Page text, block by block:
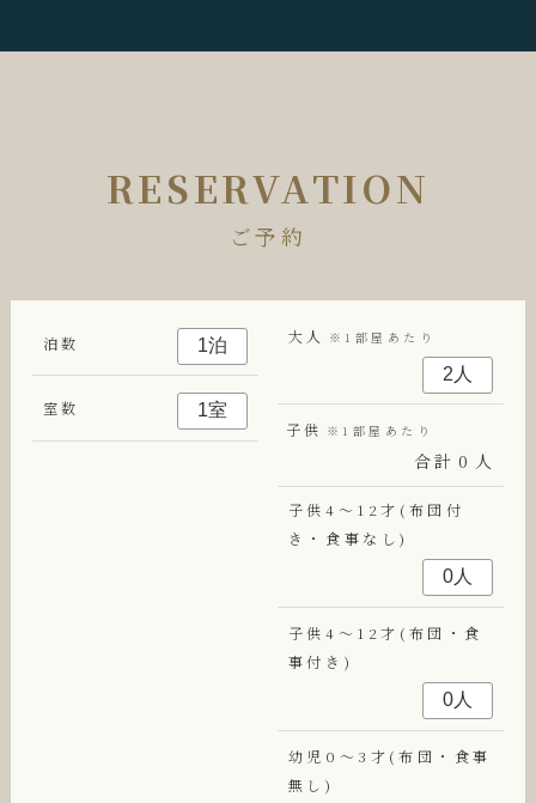
RESERVATION
ご予約
泊数
室数
大人 ※1部屋あたり
子供 ※1部屋あたり
合計 0 人
子供4～12才(布団付
き・食事なし)
子供4～12才(布団・食
事付き)
幼児0～3才(布団・食事
無し)